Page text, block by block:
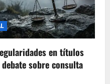
en títulos
sobre consulta